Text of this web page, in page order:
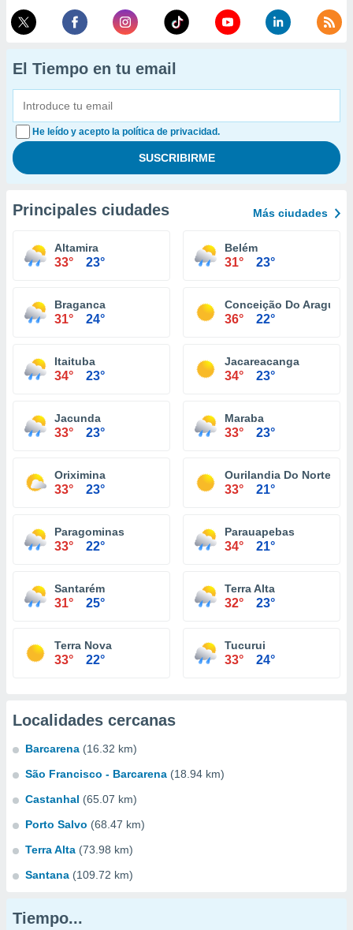
El Tiempo en tu email
He leído y acepto la política de privacidad.
Principales ciudades Más ciudades
Altamira
33° 23°
Belém
31° 23°
Braganca
31° 24°
Conceição Do Araguaia
36° 22°
Itaituba
34° 23°
Jacareacanga
34° 23°
Jacunda
33° 23°
Maraba
33° 23°
Oriximina
33° 23°
Ourilandia Do Norte
33° 21°
Paragominas
33° 22°
Parauapebas
34° 21°
Santarém
31° 25°
Terra Alta
32° 23°
Terra Nova
33° 22°
Tucurui
33° 24°
Localidades cercanas
Barcarena (16.32 km)
São Francisco - Barcarena (18.94 km)
Castanhal (65.07 km)
Porto Salvo (68.47 km)
Terra Alta (73.98 km)
Santana (109.72 km)
Tiempo...